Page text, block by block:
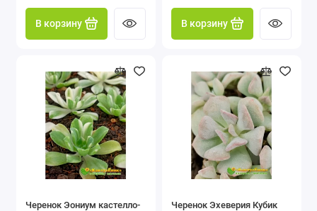
В корзину В корзину
Черенок Эониум кастелло-
Черенок Эхеверия Кубик